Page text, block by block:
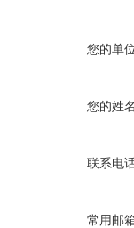
您的单
您的姓
联系电
常用邮